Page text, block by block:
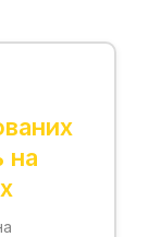
на